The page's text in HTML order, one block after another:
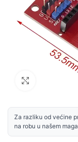
Za razliku od većine
na robu u našem